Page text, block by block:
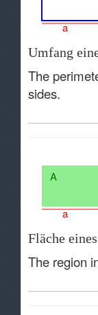
a
Umfang
The
sides.
a
A
Fläche
The region